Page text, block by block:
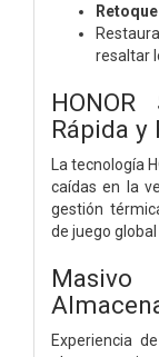
resaltar
Rápida y
La tecnología
caídas en la
gestión
de juego
Experiencia